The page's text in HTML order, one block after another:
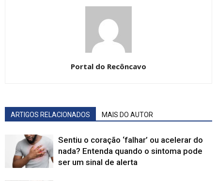
Portal do Recôncavo
ARTIGOS RELACIONADOS MAIS DO AUTOR
Sentiu o coração ‘falhar’ ou acelerar do
nada? Entenda quando o sintoma pode
ser um sinal de alerta